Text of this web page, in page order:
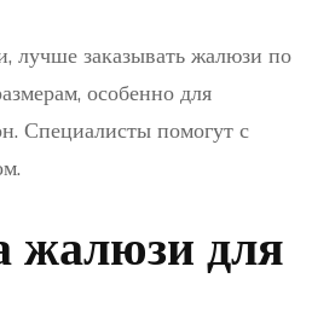
лучше заказывать жалюзи по
особенно для
Специалисты помогут с
жалюзи для